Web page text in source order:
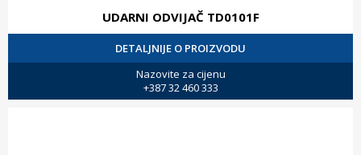
UDARNI ODVIJAČ TD0101F
DETALJNIJE O PROIZVODU
Nazovite za cijenu
+387 32 460 333